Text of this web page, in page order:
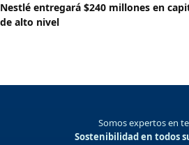
Nestlé entregará $240 millones en
de alto nivel
Somos expertos en
Sostenibilidad en todos